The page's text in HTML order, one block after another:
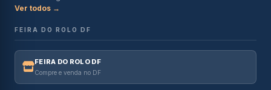
Ver todos →
FEIRA DO ROLO DF
FEIRA DO ROLO DF
Compre e venda no DF